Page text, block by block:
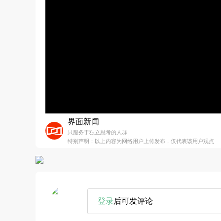
界面新闻
只服务于独立思考的人群
特别声明：以上内容为网络用户上传发布，仅代表该用户观点
登录后可发评论